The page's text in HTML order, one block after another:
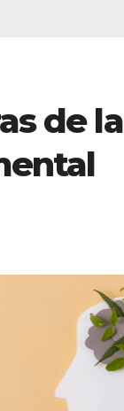
de la